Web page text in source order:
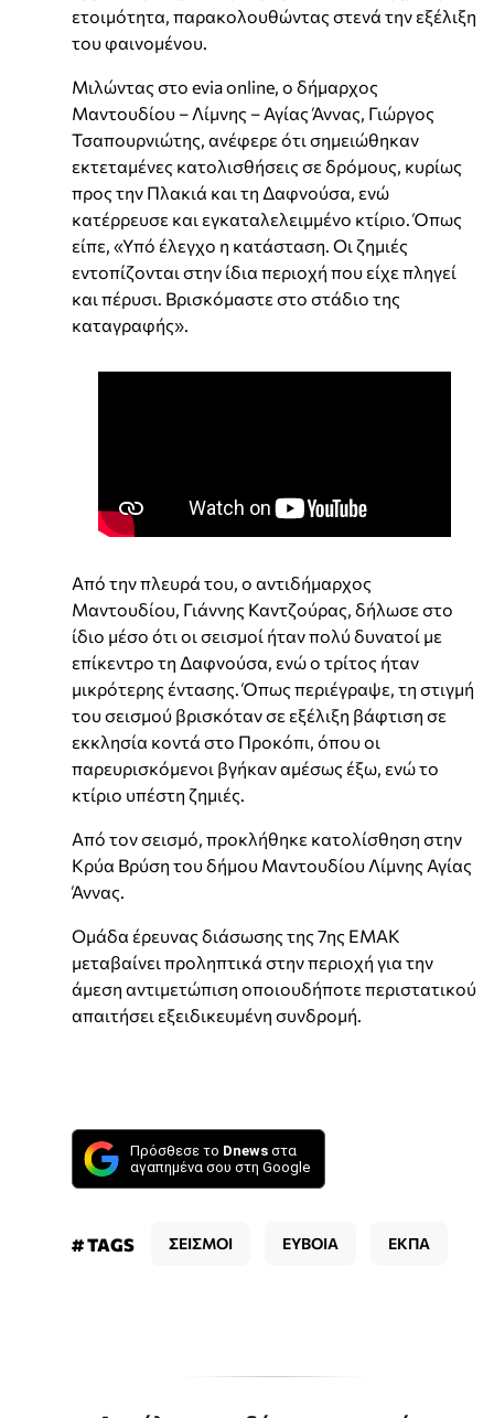
ετοιμότητα, παρακολουθώντας στενά την εξέλιξη
του φαινομένου.
Μιλώντας στο evia online, ο δήμαρχος
Μαντουδίου – Λίμνης – Αγίας Άννας, Γιώργος
Τσαπουρνιώτης, ανέφερε ότι σημειώθηκαν
εκτεταμένες κατολισθήσεις σε δρόμους, κυρίως
προς την Πλακιά και τη Δαφνούσα, ενώ
κατέρρευσε και εγκαταλελειμμένο κτίριο. Όπως
είπε, «Υπό έλεγχο η κατάσταση. Οι ζημιές
εντοπίζονται στην ίδια περιοχή που είχε πληγεί
και πέρυσι. Βρισκόμαστε στο στάδιο της
καταγραφής».
Από την πλευρά του, ο αντιδήμαρχος
Μαντουδίου, Γιάννης Καντζούρας, δήλωσε στο
ίδιο μέσο ότι οι σεισμοί ήταν πολύ δυνατοί με
επίκεντρο τη Δαφνούσα, ενώ ο τρίτος ήταν
μικρότερης έντασης. Όπως περιέγραψε, τη στιγμή
του σεισμού βρισκόταν σε εξέλιξη βάφτιση σε
εκκλησία κοντά στο Προκόπι, όπου οι
παρευρισκόμενοι βγήκαν αμέσως έξω, ενώ το
κτίριο υπέστη ζημιές.
Από τον σεισμό, προκλήθηκε κατολίσθηση στην
Κρύα Βρύση του δήμου Μαντουδίου Λίμνης Αγίας
Άννας.
Oμάδα έρευνας διάσωσης της 7ης ΕΜΑΚ
μεταβαίνει προληπτικά στην περιοχή για την
άμεση αντιμετώπιση οποιουδήποτε περιστατικού
απαιτήσει εξειδικευμένη συνδρομή.
Πρόσθεσε το Dnews στα
αγαπημένα σου στη Google
# TAGS ΣΕΙΣΜΟΙ ΕΥΒΟΙΑ ΕΚΠΑ